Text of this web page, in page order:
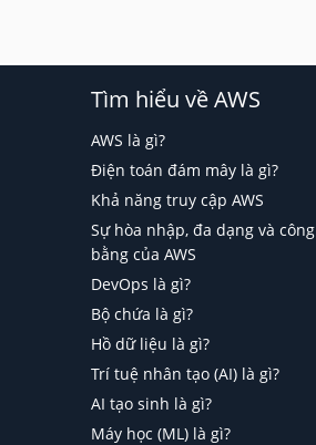
Tìm hiểu về AWS
AWS là gì?
Điện toán đám mây là gì?
Khả năng truy cập AWS
Sự hòa nhập, đa dạng và công
bằng của AWS
DevOps là gì?
Bộ chứa là gì?
Hồ dữ liệu là gì?
Trí tuệ nhân tạo (AI) là gì?
AI tạo sinh là gì?
Máy học (ML) là gì?